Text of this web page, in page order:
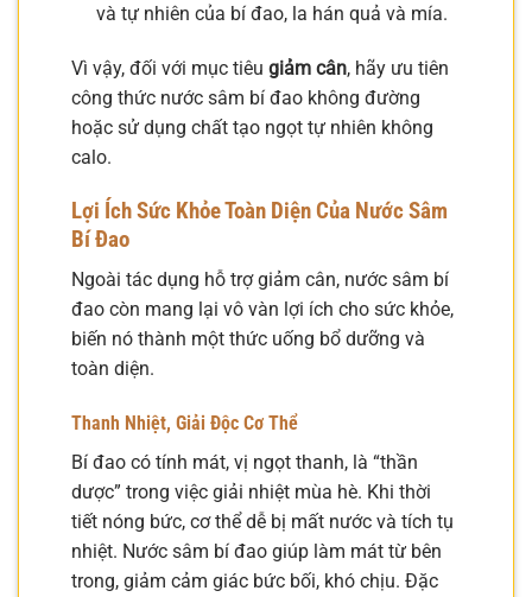
và tự nhiên của bí đao, la hán quả và mía.
Vì vậy, đối với mục tiêu giảm cân, hãy ưu tiên
công thức nước sâm bí đao không đường
hoặc sử dụng chất tạo ngọt tự nhiên không
calo.
Lợi Ích Sức Khỏe Toàn Diện Của Nước Sâm
Bí Đao
Ngoài tác dụng hỗ trợ giảm cân, nước sâm bí
đao còn mang lại vô vàn lợi ích cho sức khỏe,
biến nó thành một thức uống bổ dưỡng và
toàn diện.
Thanh Nhiệt, Giải Độc Cơ Thể
Bí đao có tính mát, vị ngọt thanh, là “thần
dược” trong việc giải nhiệt mùa hè. Khi thời
tiết nóng bức, cơ thể dễ bị mất nước và tích tụ
nhiệt. Nước sâm bí đao giúp làm mát từ bên
trong, giảm cảm giác bức bối, khó chịu. Đặc